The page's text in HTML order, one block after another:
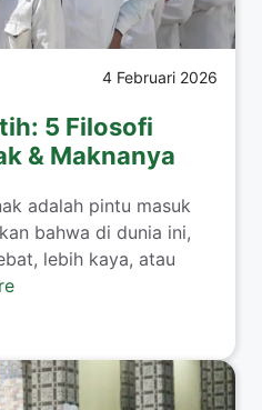
4 Februari 2026
5 Filosofi
& Maknanya
adalah pintu masuk
bahwa di dunia ini,
lebih kaya, atau